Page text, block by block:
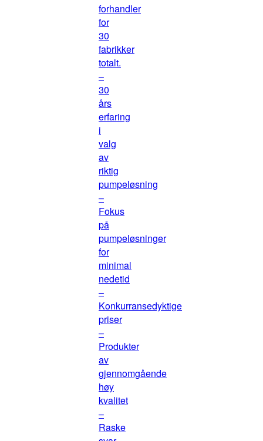
forhandler
for
30
fabrikker
totalt.
–
30
års
erfaring
i
valg
av
riktig
pumpeløsning
–
Fokus
på
pumpeløsninger
for
minimal
nedetid
–
Konkurransedyktige
priser
–
Produkter
av
gjennomgående
høy
kvalitet
–
Raske